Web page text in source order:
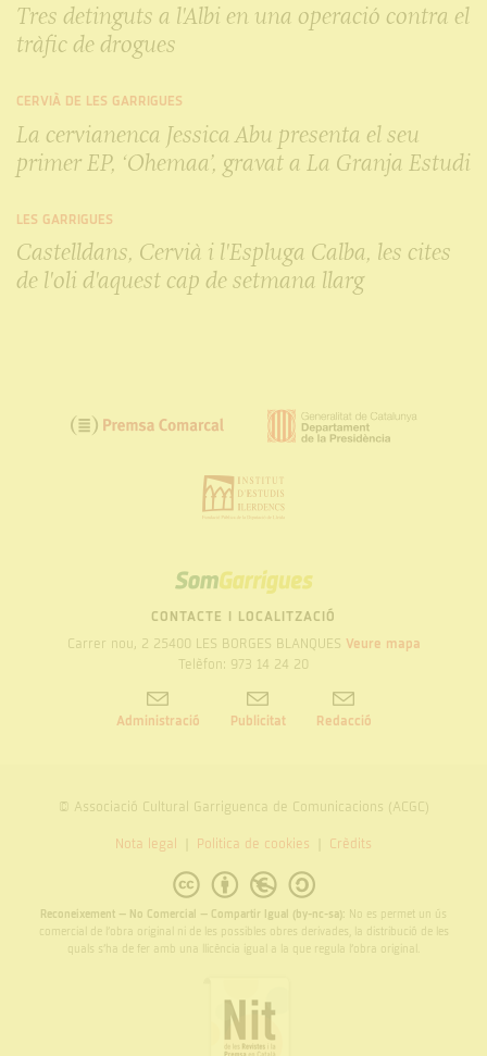
Tres detinguts a l'Albi en una operació contra el
tràfic de drogues
CERVIÀ DE LES GARRIGUES
La cervianenca Jessica Abu presenta el seu
primer EP, ‘Ohemaa’, gravat a La Granja Estudi
LES GARRIGUES
Castelldans, Cervià i l'Espluga Calba, les cites
de l'oli d'aquest cap de setmana llarg
SOM
GARRIGUES
CONTACTE I LOCALITZACIÓ
Carrer nou, 2 25400 LES BORGES BLANQUES Veure mapa
Telèfon: 973 14 24 20
Administració Publicitat Redacció
© Associació Cultural Garriguenca de Comunicacions (ACGC)
Nota legal Politica de cookies Crèdits
Reconeixement – No Comercial – Compartir Igual (by-nc-sa): No es permet un ús
comercial de l’obra original ni de les possibles obres derivades, la distribució de les
quals s’ha de fer amb una llicència igual a la que regula l’obra original.